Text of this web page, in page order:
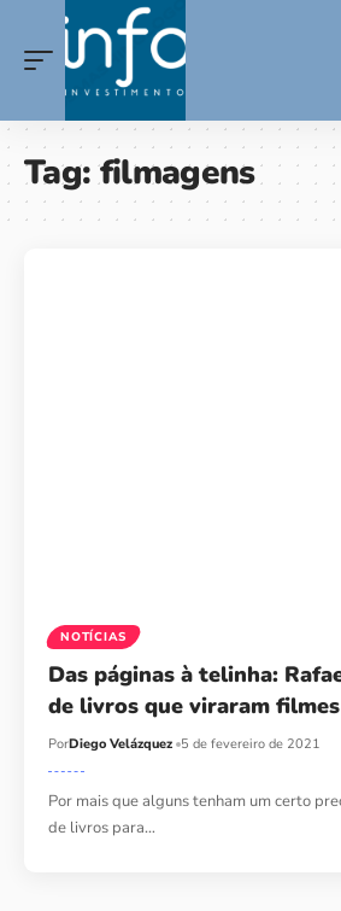
Tag:filmagens
NOTÍCIAS
Das páginas à telinha:
de livros que viraram filmes
PorDiego Velázquez 5 de fevereiro de 2021
Por mais que alguns tenham um certo
de livros para…